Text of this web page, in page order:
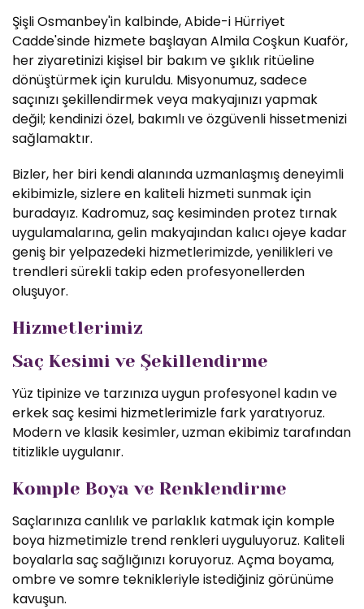
Şişli Osmanbey'in kalbinde, Abide-i Hürriyet
Cadde'sinde hizmete başlayan Almila Coşkun Kuaför,
her ziyaretinizi kişisel bir bakım ve şıklık ritüeline
dönüştürmek için kuruldu. Misyonumuz, sadece
saçınızı şekillendirmek veya makyajınızı yapmak
değil; kendinizi özel, bakımlı ve özgüvenli hissetmenizi
sağlamaktır.
Bizler, her biri kendi alanında uzmanlaşmış deneyimli
ekibimizle, sizlere en kaliteli hizmeti sunmak için
buradayız. Kadromuz, saç kesiminden protez tırnak
uygulamalarına, gelin makyajından kalıcı ojeye kadar
geniş bir yelpazedeki hizmetlerimizde, yenilikleri ve
trendleri sürekli takip eden profesyonellerden
oluşuyor.
Hizmetlerimiz
Saç Kesimi ve Şekillendirme
Yüz tipinize ve tarzınıza uygun profesyonel kadın ve
erkek saç kesimi hizmetlerimizle fark yaratıyoruz.
Modern ve klasik kesimler, uzman ekibimiz tarafından
titizlikle uygulanır.
Komple Boya ve Renklendirme
Saçlarınıza canlılık ve parlaklık katmak için komple
boya hizmetimizle trend renkleri uyguluyoruz. Kaliteli
boyalarla saç sağlığınızı koruyoruz. Açma boyama,
ombre ve somre teknikleriyle istediğiniz görünüme
kavuşun.